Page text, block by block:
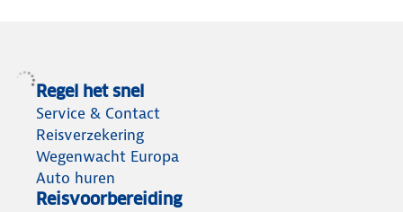
Regel het snel
Service & Contact
Reisverzekering
Wegenwacht Europa
Auto huren
Reisvoorbereiding